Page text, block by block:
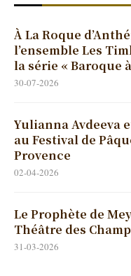
À La Roque
l’ensemble Les
la série « Baroque
30-07-2026
Yulianna Avdeeva
au Festival de
Provence
02-04-2026
Le Prophète de
Théâtre des
31-03-2026